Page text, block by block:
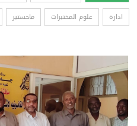
ادارة
علوم المختبرات ماحستير